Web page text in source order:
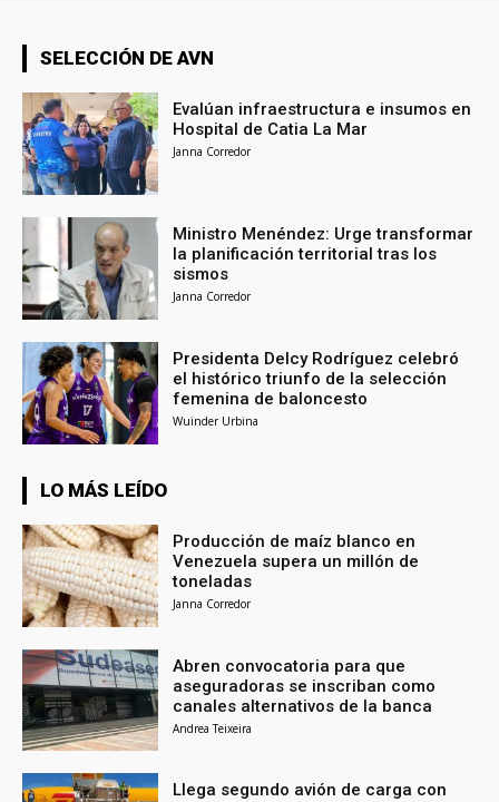
SELECCIÓN DE AVN
Evalúan infraestructura e insumos en
Hospital de Catia La Mar
Janna Corredor
Ministro Menéndez: Urge transformar
la planificación territorial tras los
sismos
Janna Corredor
Presidenta Delcy Rodríguez celebró
el histórico triunfo de la selección
femenina de baloncesto
Wuinder Urbina
LO MÁS LEÍDO
Producción de maíz blanco en
Venezuela supera un millón de
toneladas
Janna Corredor
Abren convocatoria para que
aseguradoras se inscriban como
canales alternativos de la banca
Andrea Teixeira
Llega segundo avión de carga con